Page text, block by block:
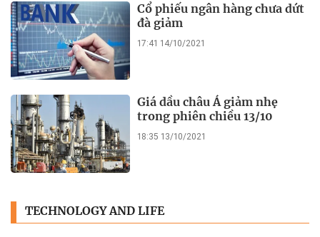
Cổ phiếu ngân hàng chưa dứt
đà giảm
17:41 14/10/2021
Giá dầu châu Á giảm nhẹ
trong phiên chiều 13/10
18:35 13/10/2021
TECHNOLOGY AND LIFE